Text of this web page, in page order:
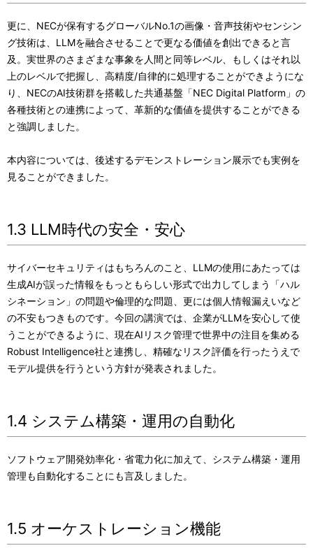
更に、NECが保有するグローバルNo.1の画像・音声技術やセンシン
グ技術は、LLMを融合させることで更なる価値を創出できると言
及。実世界のさまざまな事象を人間と同等レベル、もしくはそれ以
上のレベルで把握し、高精度/自律的に処理することができようにな
り、NECのAI技術群を搭載した共通基盤「NEC Digital Platform」の
各種技術との連携によって、革新的な価値を提供することができる
と強調しました。
本内容については、後述するデモンストレーション展示でも実例を
見ることができました。
1.3 LLM時代の安全・安心
サイバーセキュリティはもちろんのこと、LLMの使用にあたっては
生成AIが誤った情報をもっともらしい形式で出力してしまう「ハル
シネーション」の問題や倫理的な問題、更には個人情報漏えいなど
の不安もつきものです。今回の講演では、企業がLLMを安心して使
うことができるように、現在AIリスク管理で世界中の注目を集める
Robust Intelligence社と連携し、精確なリスク評価を行ったうえで
モデル提供を行うという方針が発表されました。
1.4 システム構築・運用の自動化
ソフトウェア開発効率化・省電力化に加えて、システム構築・運用
管理も自動化することにも言及しました。
1.5 オーケストレーション機能